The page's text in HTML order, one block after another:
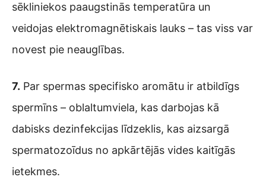
sēkliniekos paaugstinās temperatūra un
veidojas elektromagnētiskais lauks – tas viss var
novest pie neauglības.
7. Par spermas specifisko aromātu ir atbildīgs
spermīns – oblaltumviela, kas darbojas kā
dabisks dezinfekcijas līdzeklis, kas aizsargā
spermatozoīdus no apkārtējās vides kaitīgās
ietekmes.